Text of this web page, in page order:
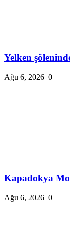
Yelken
Ağu 6, 2026 0
Kapadokya
Ağu 6, 2026 0